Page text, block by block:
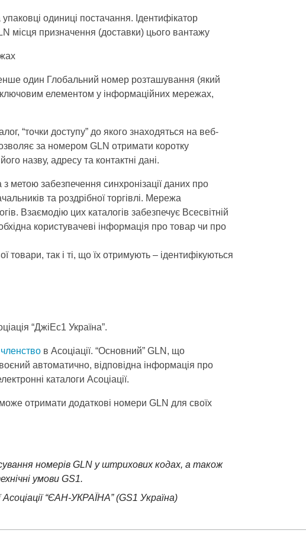
одиниці постачання. Ідентифікатор
місця призначення (доставки) цього вантажу
один Глобальний номер розташування (який
елементом у інформаційних мережах,
“точки доступу” до якого знаходяться на веб-
за номером GLN отримати коротку
назву, адресу та контактні дані.
метою забезпечення синхронізації даних про
та роздрібної торгівлі. Мережа
Взаємодію цих каталогів забезпечує Всесвітній
користувачеві інформація про товар чи про
товари, так і ті, що їх отримують – ідентифікуються
“ДжіЕс1 Україна”.
в Асоціації. “Основний” GLN, що
автоматично, відповідна інформація про
каталоги Асоціації.
отримати додаткові номери GLN для своїх
номерів GLN у штрихових кодах, а також
умови GS1.
“ЄАН-УКРАЇНА” (GS1 Україна)